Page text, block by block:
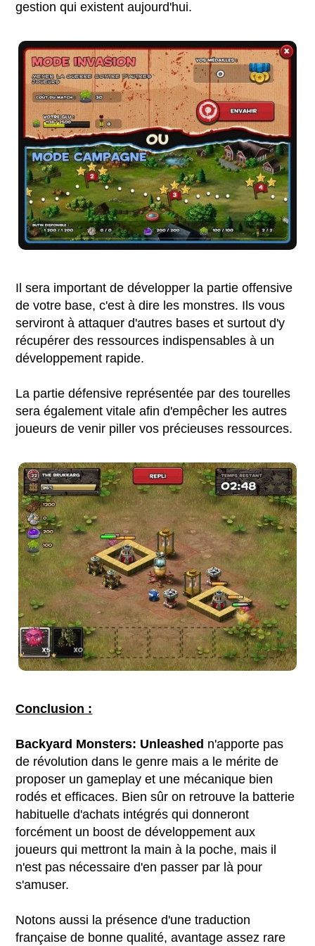
gestion qui existent aujourd'hui.
Il sera important de développer la partie offensive
de votre base, c'est à dire les monstres. Ils vous
serviront à attaquer d'autres bases et surtout d'y
récupérer des ressources indispensables à un
développement rapide.
La partie défensive représentée par des tourelles
sera également vitale afin d'empêcher les autres
joueurs de venir piller vos précieuses ressources.
Conclusion :
Backyard Monsters: Unleashed n'apporte pas
de révolution dans le genre mais a le mérite de
proposer un gameplay et une mécanique bien
rodés et efficaces. Bien sûr on retrouve la batterie
habituelle d'achats intégrés qui donneront
forcément un boost de développement aux
joueurs qui mettront la main à la poche, mais il
n'est pas nécessaire d'en passer par là pour
s'amuser.
Notons aussi la présence d'une traduction
française de bonne qualité, avantage assez rare